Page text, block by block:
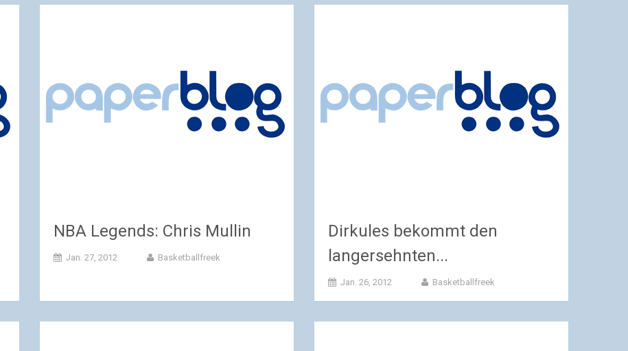
NBA Legends: Chris Mullin
Jan. 27, 2012 Basketballfreek
Dirkules bekommt den
langersehnten...
Jan. 26, 2012 Basketballfreek